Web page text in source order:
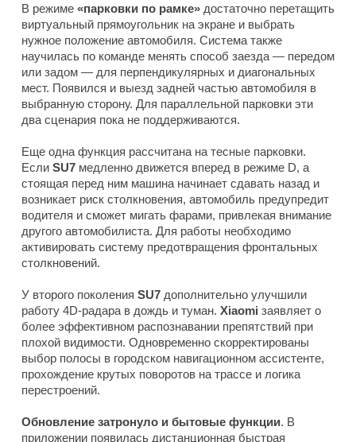
В режиме «парковки по рамке» достаточно перетащить
виртуальный прямоугольник на экране и выбрать
нужное положение автомобиля. Система также
научилась по команде менять способ заезда — передом
или задом — для перпендикулярных и диагональных
мест. Появился и выезд задней частью автомобиля в
выбранную сторону. Для параллельной парковки эти
два сценария пока не поддерживаются.
Еще одна функция рассчитана на тесные парковки.
Если SU7 медленно движется вперед в режиме D, а
стоящая перед ним машина начинает сдавать назад и
возникает риск столкновения, автомобиль предупредит
водителя и сможет мигать фарами, привлекая внимание
другого автомобилиста. Для работы необходимо
активировать систему предотвращения фронтальных
столкновений.
У второго поколения SU7 дополнительно улучшили
работу 4D-радара в дождь и туман. Xiaomi заявляет о
более эффективном распознавании препятствий при
плохой видимости. Одновременно скорректированы
выбор полосы в городском навигационном ассистенте,
прохождение крутых поворотов на трассе и логика
перестроений.
Обновление затронуло и бытовые функции. В
приложении появилась дистанционная быстрая